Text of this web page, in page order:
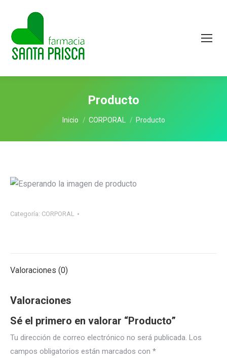
Producto
Estás aquí:
Inicio CORPORAL Producto
Categoría: CORPORAL
Valoraciones (0)
Valoraciones
Sé el primero en valorar “Producto”
Tu dirección de correo electrónico no será publicada. Los
campos obligatorios están marcados con *